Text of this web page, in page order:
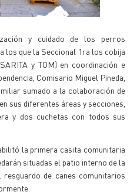
y cuidado de los perros
los que la Seccional 1ra los cobija
y TOM) en coordinación e
Comisario Miguel Pineda,
sumado a la colaboración de
sus diferentes áreas y secciones,
y dos cuchetas con todos sus
la primera casita comunitaria
situadas el patio interno de la
resguardo de canes comunitarios